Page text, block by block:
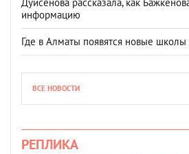
информацию
Где в Алматы появятся новые школы
ВСЕ НОВОСТИ
РЕПЛИКА